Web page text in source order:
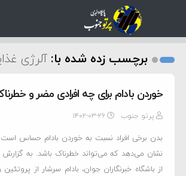
برچسب زده شده با: آلرژی
خوردن بادام برای چه افرادی مضر و
پرتو جنوب ۱۴۰۲-۰۳-۲۶
بدن برخی افراد نسبت به خوردن بادام حساس
نشان می‌دهد که می‌تواند خطرناک باشد. به
از باشگاه خبرنگاران جوان، بادام سرشار از